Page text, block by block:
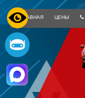
ГЛАВНАЯ ЦЕНЫ